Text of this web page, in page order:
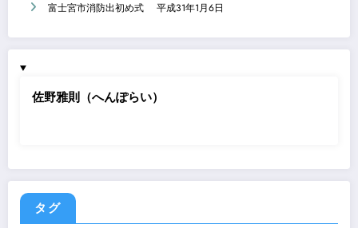
富士宮市消防出初め式 平成31年1月6日
佐野雅則（へんぽらい）
タグ